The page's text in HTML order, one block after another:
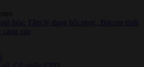
hóa: Tâm lý đang hồi phục, Bitcoin thiết
càng cao